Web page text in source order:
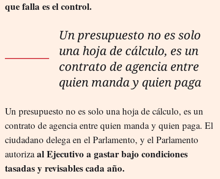
que falla es el control.
Un presupuesto no es solo
una hoja de cálculo, es un
contrato de agencia entre
quien manda y quien paga
Un presupuesto no es solo una hoja de cálculo, es un
contrato de agencia entre quien manda y quien paga. El
ciudadano delega en el Parlamento, y el Parlamento
autorizaal Ejecutivo a gastar bajo condiciones
tasadas y revisables cada año.